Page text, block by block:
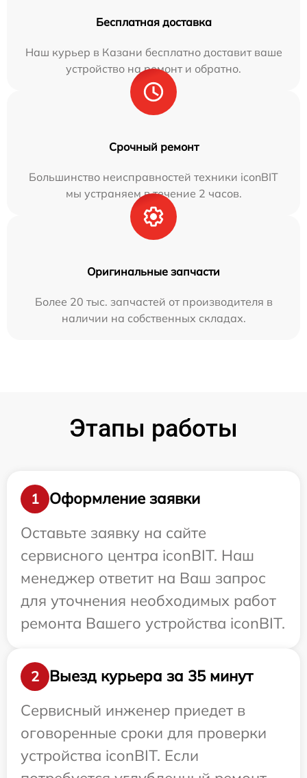
Бесплатная доставка
Наш курьер в Казани бесплатно доставит ваше
устройство на ремонт и обратно.
Срочный ремонт
Большинство неисправностей техники iconBIT
мы устраняем в течение 2 часов.
Оригинальные запчасти
Более 20 тыс. запчастей от производителя в
наличии на собственных складах.
Этапы работы
1
Оформление заявки
Оставьте заявку на сайте
сервисного центра iconBIT. Наш
менеджер ответит на Ваш запрос
для уточнения необходимых работ
ремонта Вашего устройства iconBIT.
2
Выезд курьера за 35 минут
Сервисный инженер приедет в
оговоренные сроки для проверки
устройства iconBIT. Если